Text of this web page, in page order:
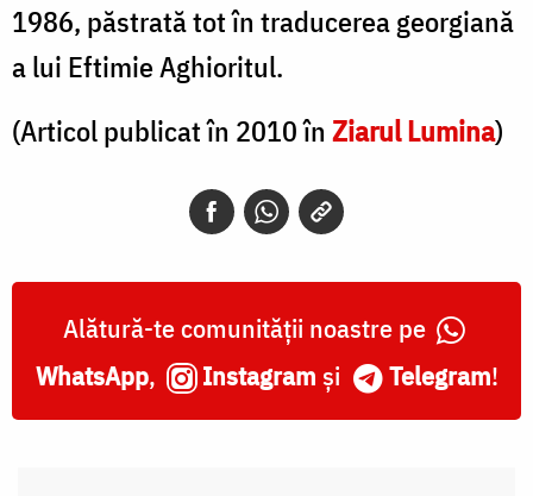
1986, păstrată tot în traducerea georgiană
a lui Eftimie Aghioritul.
(Articol publicat în 2010 în Ziarul Lumina)
Alătură-te comunității noastre pe
WhatsApp, Instagram și Telegram!